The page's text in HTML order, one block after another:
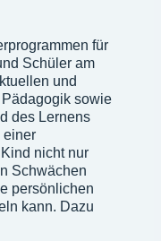
für
Schüler am
und
sowie
des Lernens
einer
nicht nur
Schwächen
persönlichen
kann. Dazu